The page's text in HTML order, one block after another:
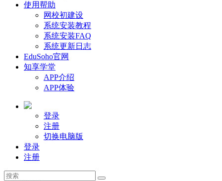
使用帮助
网校初建设
系统安装教程
系统安装FAQ
系统更新日志
EduSoho官网
知享学堂
APP介绍
APP体验
登录
注册
切换电脑版
登录
注册